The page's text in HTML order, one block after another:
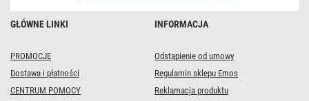
GŁÓWNE LINKI
PROMOCJE
Dostawa i płatności
CENTRUM POMOCY
INFORMACJA
Odstąpienie od umowy
Regulamin sklepu Emos
Reklamacja produktu